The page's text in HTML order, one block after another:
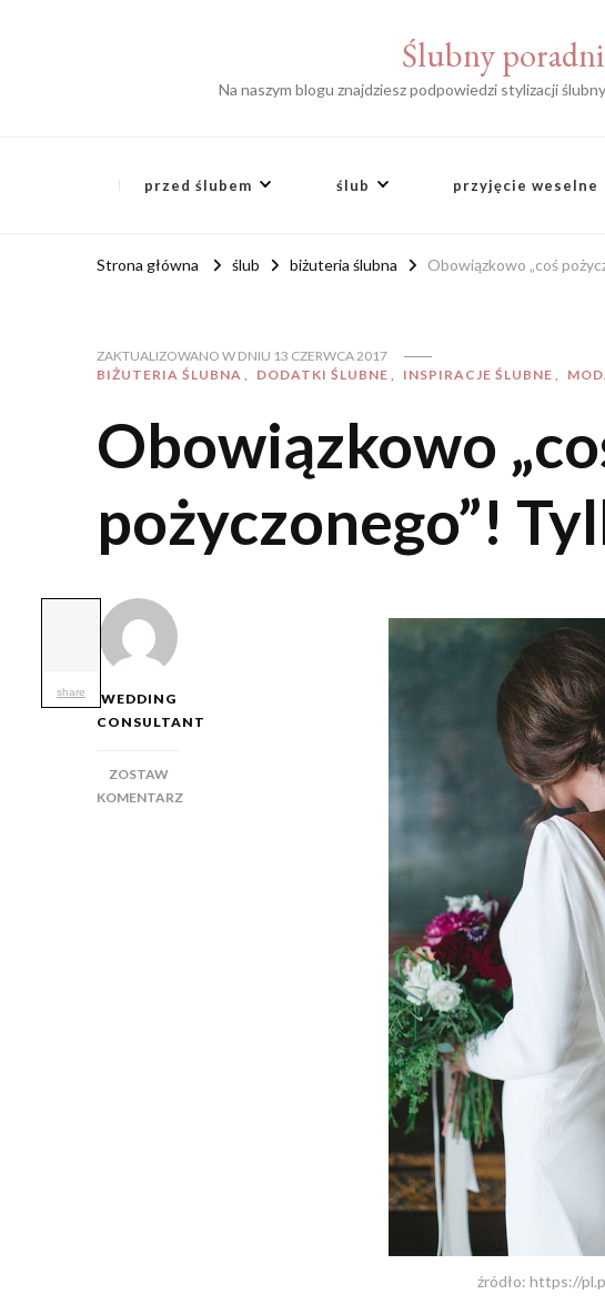
Ślubny
Na naszym blogu znajdziesz podpowiedzi stylizacji
przed ślubem ślub przyjęcie weselne
Strona główna ślub biżuteria ślubna Obowiązkowo „coś
ZAKTUALIZOWANO W DNIU 13 CZERWCA 2017
BIŻUTERIA ŚLUBNA
DODATKI ŚLUBNE INSPIRACJE ŚLUBNE
Obowiązkowo
pożyczonego”!
WEDDING
CONSULTANT
ZOSTAW
KOMENTARZ
share
źródło: https://